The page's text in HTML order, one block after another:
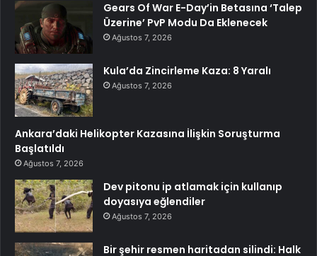
Gears Of War E-Day’in Betasına ‘Talep
Üzerine’ PvP Modu Da Eklenecek
Ağustos 7, 2026
Kula’da Zincirleme Kaza: 8 Yaralı
Ağustos 7, 2026
Ankara’daki Helikopter Kazasına İlişkin Soruşturma
Başlatıldı
Ağustos 7, 2026
Dev pitonu ip atlamak için kullanıp
doyasıya eğlendiler
Ağustos 7, 2026
Bir şehir resmen haritadan silindi: Halk